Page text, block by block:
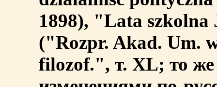
1898), "Lata
("Rozpr. Akad. Um.
filozof.", т. XL; то